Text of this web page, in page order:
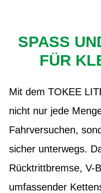
SPASS
ÜR
Mit dem TOKEE
nicht nur jede
Fahrversuchen,
sicher unterwegs.
Rücktrittbremse, V-
umfassender